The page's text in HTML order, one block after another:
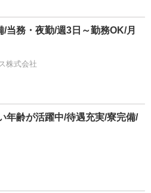
当務・夜勤/週3日～勤務OK/月
株式会社
年齢が活躍中/待遇充実/寮完備/